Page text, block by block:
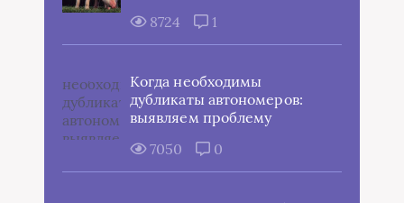
8724
1
Когда необходимы
дубликаты автономеров:
выявляем проблему
7050
0